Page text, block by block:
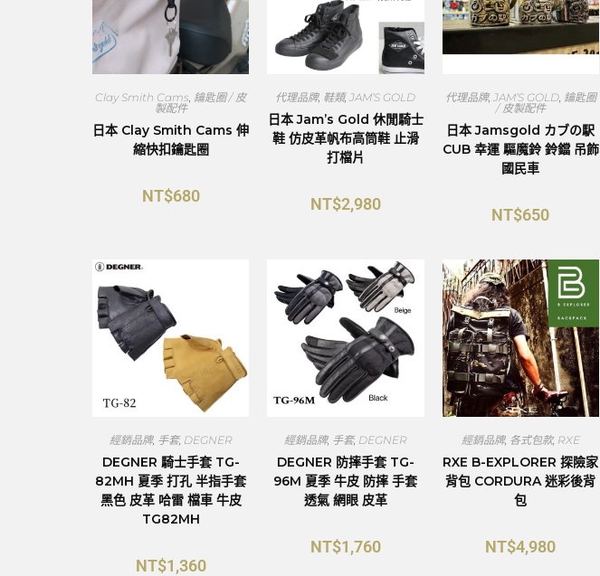
Clay Smith Cams, 鑰匙圈 / 皮
製配件
日本 Clay Smith Cams 伸
縮快扣鑰匙圈
NT$680
代理品牌, 鞋類,JAM’S GOLD
日本 Jam’s Gold 休閒騎士
鞋 仿皮革帆布高筒鞋 止滑
打檔片
NT$2,980
代理品牌, JAM’S GOLD, 鑰匙圈
/ 皮製配件
日本 Jamsgold カブの駅
CUB 幸運 驅魔鈴 鈴鐺 吊飾
國民車
NT$650
經銷品牌, 手套, DEGNER
DEGNER 騎士手套 TG-
82MH 夏季 打孔 半指手套
黑色 皮革 哈雷 檔車 牛皮
TG82MH
NT$1,360
經銷品牌, 手套, DEGNER
DEGNER 防摔手套 TG-
96M 夏季 牛皮 防摔 手套
透氣 網眼 皮革
NT$1,760
經銷品牌, 各式包款, RXE
RXE B-EXPLORER 探險家
背包 CORDURA 迷彩後背
包
NT$4,980